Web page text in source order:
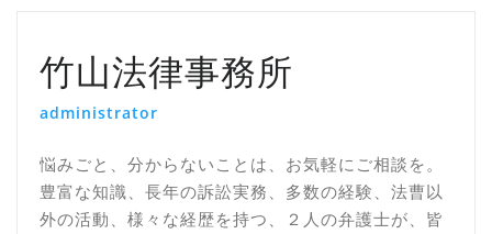
ョ
ン
竹山法律事務所
administrator
悩みごと、分からないことは、お気軽にご相談を。
豊富な知識、長年の訴訟実務、多数の経験、法曹以
外の活動、様々な経歴を持つ、２人の弁護士が、皆